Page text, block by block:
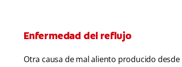
Enfermedad del reflujo
Otra causa de mal aliento producido